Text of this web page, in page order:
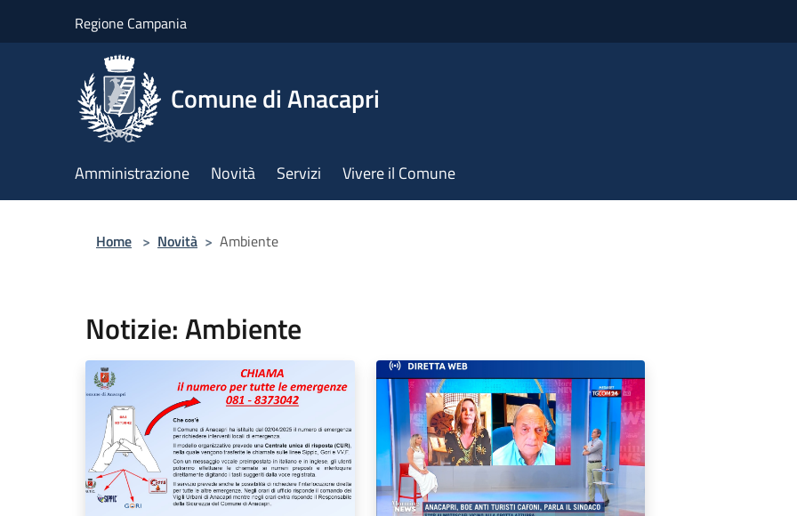
Regione Campania
Comune di Anacapri
Amministrazione Novità Servizi Vivere il Comune
Home > Novità > Ambiente
Notizie: Ambiente